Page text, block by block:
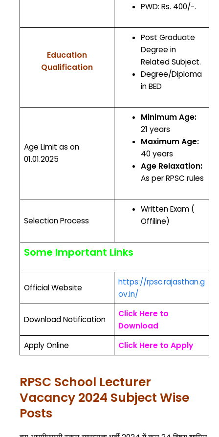
PWD: Rs. 400/-.
Education
Qualification
Post Graduate
Degree in
Related Subject.
Degree/Diploma
in BED
Age Limit as on
01.01.2025
Minimum Age:
21 years
Maximum Age:
40 years
Age Relaxation:
As per RPSC rules
Selection Process
Written Exam (
Offiline)
Some Important Links
Official Website
https://rpsc.rajasthan.g
ov.in/
Download Notification
Click Here to
Download
Apply Online
Click Here to Apply
RPSC School Lecturer
Vacancy 2024 Subject Wise
Posts